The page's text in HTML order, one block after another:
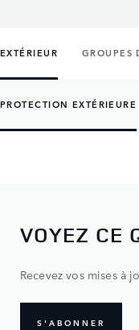
EXTÉRIEUR GROUPES
PROTECTION EXTÉRIEURE
VOYEZ CE
Recevez vos mises à
S'ABONNER